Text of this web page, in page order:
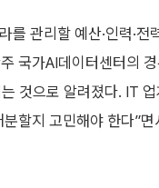
관리할 예산·인력·전
국가AI데이터센터의
것으로 알려졌다. IT
할지 고민해야 한다”